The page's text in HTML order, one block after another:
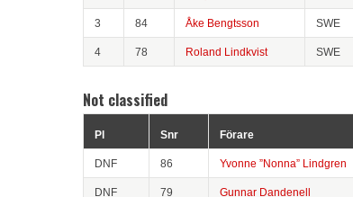
3 84 Åke Bengtsson SWE
4 78 Roland Lindkvist SWE
Not classified
Pl Snr Förare
DNF 86 Yvonne ”Nonna” Lindgren
DNF 79 Gunnar Dandenell